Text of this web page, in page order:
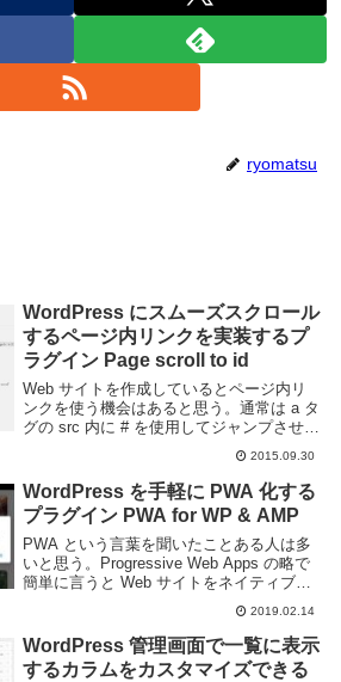
ryomatsu
WordPress にスムーズスクロール
するページ内リンクを実装するプ
ラグイン Page scroll to id
Web サイトを作成しているとページ内リ
ンクを使う機会はあると思う。通常は a タ
グの src 内に # を使用してジャンプさせる
だろう。しかしただリンクを設定しただけ
ではページ内リンクなのに通常のリンクの
ように画面遷移し味気ない。Page...
2015.09.30
WordPress を手軽に PWA 化する
プラグイン PWA for WP & AMP
PWA という言葉を聞いたことある人は多
いと思う。Progressive Web Apps の略で
簡単に言うと Web サイトをネイティブア
プリのように利用する技術の事だ。Web
サイトをアプリ化することでオフライン対
応やプッシュ通知、GP...
2019.02.14
WordPress 管理画面で一覧に表示
するカラムをカスタマイズできる